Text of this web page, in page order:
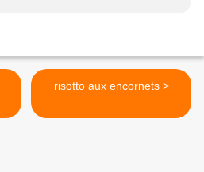
risotto aux encornets >